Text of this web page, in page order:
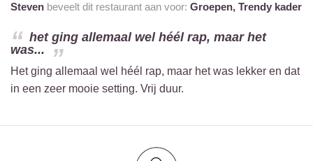
Steven beveelt dit restaurant aan voor: Groepen, Trendy kader
het ging allemaal wel héél rap, maar het
was...
Het ging allemaal wel héél rap, maar het was lekker en dat
in een zeer mooie setting. Vrij duur.